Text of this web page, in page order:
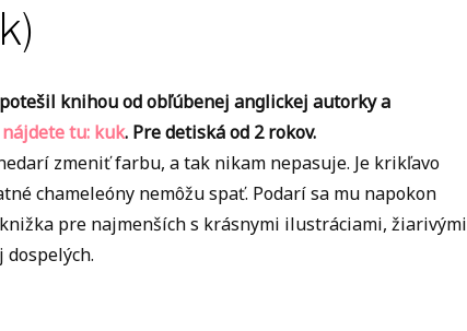
knihou od obľúbenej anglickej autorky a
tu: kuk. Pre detiská od 2 rokov.
zmeniť farbu, a tak nikam nepasuje. Je krikľavo
chameleóny nemôžu spať. Podarí sa mu napokon
pre najmenších s krásnymi ilustráciami, žiarivými